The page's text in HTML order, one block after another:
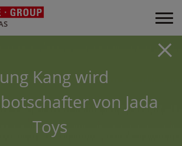
Kang wird
von Jada
Toys